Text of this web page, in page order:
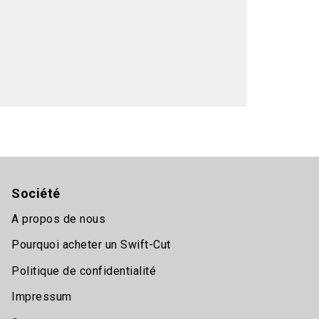
Société
A propos de nous
Pourquoi acheter un Swift-Cut
Politique de confidentialité
Impressum